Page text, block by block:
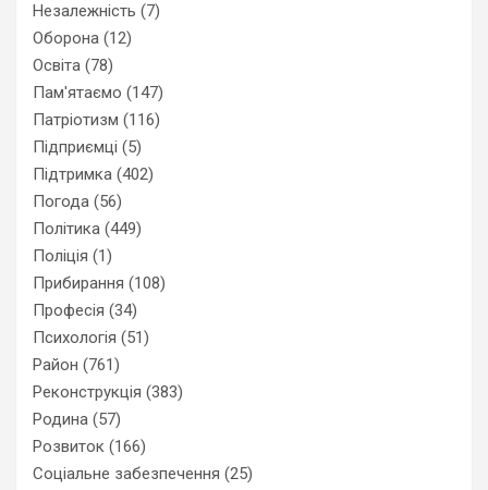
Незалежність (7)
Оборона (12)
Освіта (78)
Пам'ятаємо (147)
Патріотизм (116)
Підприємці (5)
Підтримка (402)
Погода (56)
Політика (449)
Поліція (1)
Прибирання (108)
Професія (34)
Психологія (51)
Район (761)
Реконструкція (383)
Родина (57)
Розвиток (166)
Соціальне забезпечення (25)